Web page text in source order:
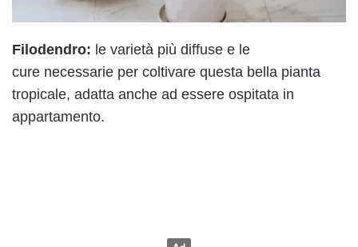
Filodendro: le varietà più diffuse e le
cure necessarie per coltivare questa bella pianta
tropicale, adatta anche ad essere ospitata in
appartamento.